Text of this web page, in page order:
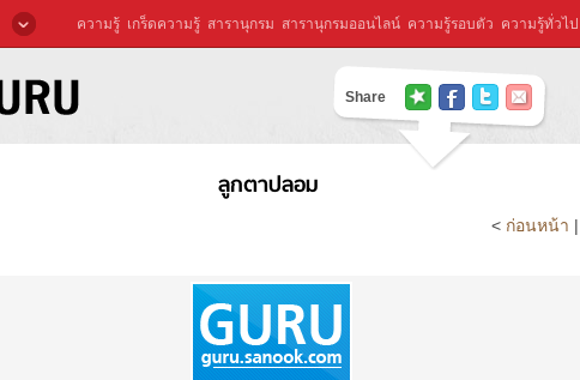
ความรู้ เกร็ดความรู้ สารานุกรม สารานุกรมออนไลน์ ความรู้รอบตัว ความรู้ทั่วไป
Share
ลูกตาปลอม
< ก่อนหน้า |